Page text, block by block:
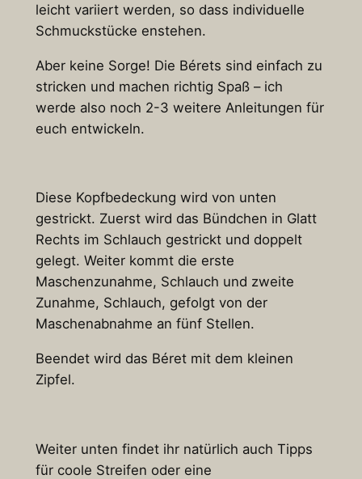
leicht variiert werden, so dass individuelle
Schmuckstücke enstehen.
Aber keine Sorge! Die Bérets sind einfach zu
stricken und machen richtig Spaß – ich
werde also noch 2-3 weitere Anleitungen für
euch entwickeln.
Diese Kopfbedeckung wird von unten
gestrickt. Zuerst wird das Bündchen in Glatt
Rechts im Schlauch gestrickt und doppelt
gelegt. Weiter kommt die erste
Maschenzunahme, Schlauch und zweite
Zunahme, Schlauch, gefolgt von der
Maschenabnahme an fünf Stellen.
Beendet wird das Béret mit dem kleinen
Zipfel.
Weiter unten findet ihr natürlich auch Tipps
für coole Streifen oder eine